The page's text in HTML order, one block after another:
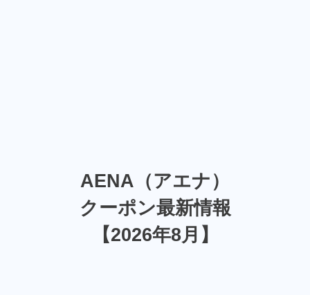
AENA（アエナ）
クーポン最新情報
【2026年8月】